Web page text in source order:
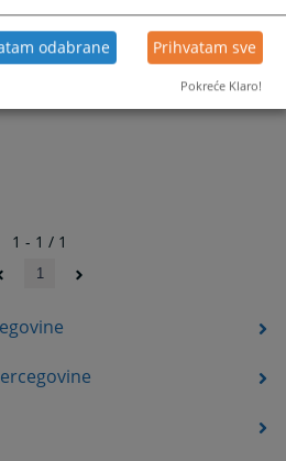
1 - 1 / 1
1
odabrane Prihvatam sve
Pokreće Klaro!